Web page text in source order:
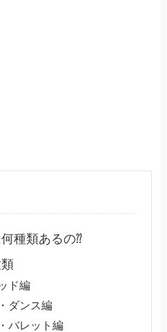
種類あるの⁇
ド編
ダンス編
バレット編